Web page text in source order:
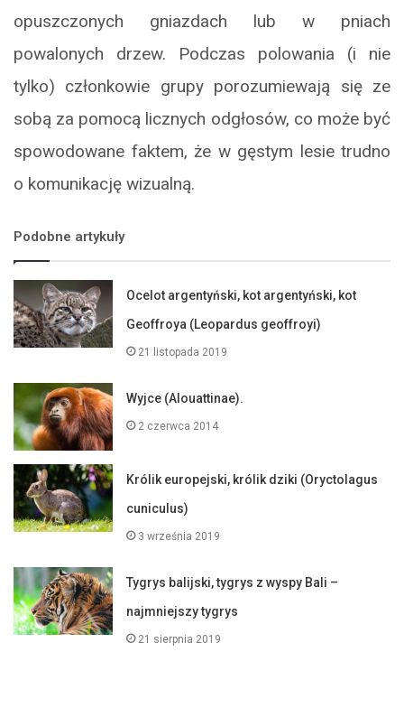
opuszczonych gniazdach lub w pniach
powalonych drzew. Podczas polowania (i nie
tylko) członkowie grupy porozumiewają się ze
sobą za pomocą licznych odgłosów, co może być
spowodowane faktem, że w gęstym lesie trudno
o komunikację wizualną.
Podobne artykuły
Ocelot argentyński, kot argentyński, kot
Geoffroya (Leopardus geoffroyi)
21 listopada 2019
Wyjce (Alouattinae).
2 czerwca 2014
Królik europejski, królik dziki (Oryctolagus
cuniculus)
3 września 2019
Tygrys balijski, tygrys z wyspy Bali –
najmniejszy tygrys
21 sierpnia 2019